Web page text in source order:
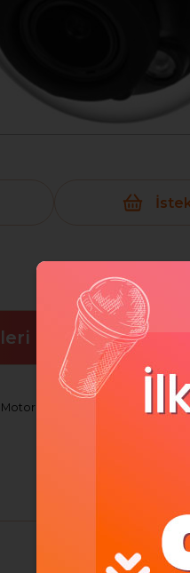
Motorize WDR Dome WizSense